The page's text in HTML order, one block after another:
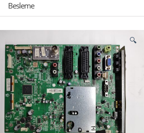
Besleme
🔍